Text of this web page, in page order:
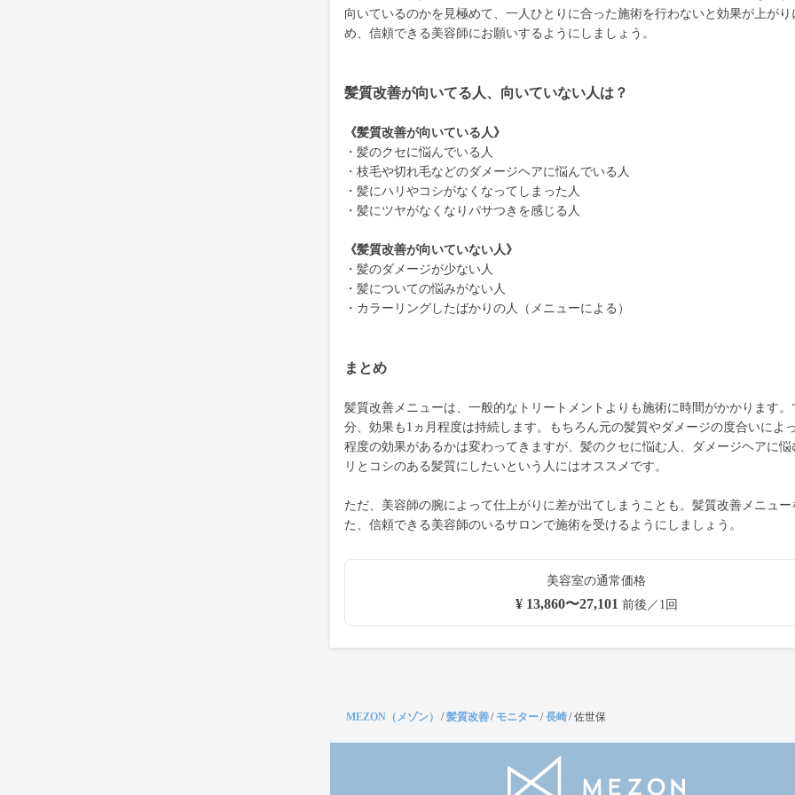
向いているのかを見極めて、一人ひとりに合った施術を行わないと効果が上がり
め、信頼できる美容師にお願いするようにしましょう。
髪質改善が向いてる人、向いていない人は？
《髪質改善が向いている人》
・髪のクセに悩んでいる人
・枝毛や切れ毛などのダメージヘアに悩んでいる人
・髪にハリやコシがなくなってしまった人
・髪にツヤがなくなりパサつきを感じる人
《髪質改善が向いていない人》
・髪のダメージが少ない人
・髪についての悩みがない人
・カラーリングしたばかりの人（メニューによる）
まとめ
髪質改善メニューは、一般的なトリートメントよりも施術に時間がかかります。
分、効果も1ヵ月程度は持続します。もちろん元の髪質やダメージの度合いによ
程度の効果があるかは変わってきますが、髪のクセに悩む人、ダメージヘアに悩
リとコシのある髪質にしたいという人にはオススメです。
ただ、美容師の腕によって仕上がりに差が出てしまうことも。髪質改善メニュー
た、信頼できる美容師のいるサロンで施術を受けるようにしましょう。
美容室の通常価格
¥ 13,860〜27,101 前後／1回
MEZON（メゾン） /髪質改善/ モニター/長崎/佐世保